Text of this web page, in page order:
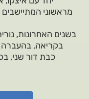
מראשוני
בשנים האחרונות,
בקריאה, בהעברה
כבת דור שני,